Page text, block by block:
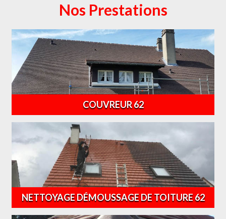
Nos Prestations
COUVREUR 62
NETTOYAGE DÉMOUSSAGE DE TOITURE 62